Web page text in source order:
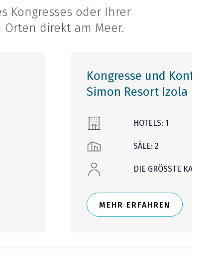
Kongresses oder Ihrer
direkt am Meer.
Kongresse und
Simon Resort Izola
HOTELS: 1
SÄLE: 2
DIE GRÖSSTE KAPAZITÄT:
MEHR ERFAHREN